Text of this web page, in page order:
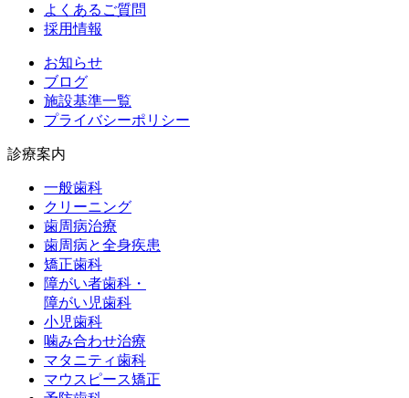
よくあるご質問
採用情報
お知らせ
ブログ
施設基準一覧
プライバシーポリシー
診療案内
一般歯科
クリーニング
歯周病治療
歯周病と全身疾患
矯正歯科
障がい者歯科・
障がい児歯科
小児歯科
噛み合わせ治療
マタニティ歯科
マウスピース矯正